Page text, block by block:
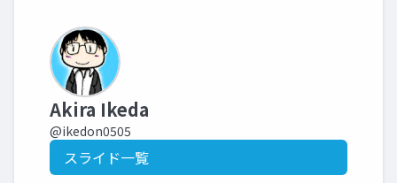
Akira Ikeda
@ikedon0505
スライド一覧